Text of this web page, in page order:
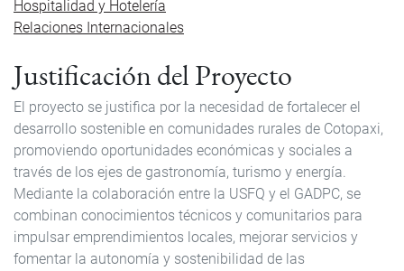
Hospitalidad y Hotelería
Relaciones Internacionales
Justificación del Proyecto
El proyecto se justifica por la necesidad de fortalecer el
desarrollo sostenible en comunidades rurales de Cotopaxi,
promoviendo oportunidades económicas y sociales a
través de los ejes de gastronomía, turismo y energía.
Mediante la colaboración entre la USFQ y el GADPC, se
combinan conocimientos técnicos y comunitarios para
impulsar emprendimientos locales, mejorar servicios y
fomentar la autonomía y sostenibilidad de las